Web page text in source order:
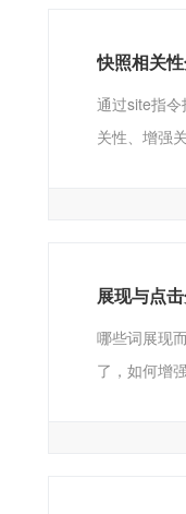
快照相关
通过site指
关性、增强
展现与点
哪些词展现
了，如何增